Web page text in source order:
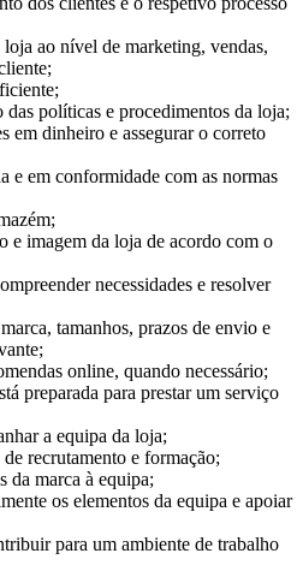
ao nível de marketing, vendas,
políticas e procedimentos da loja;
em dinheiro e assegurar o correto
e em conformidade com as normas
e imagem da loja de acordo com o
necessidades e resolver
tamanhos, prazos de envio e
online, quando necessário;
preparada para prestar um serviço
a equipa da loja;
recrutamento e formação;
da marca à equipa;
os elementos da equipa e apoiar
para um ambiente de trabalho